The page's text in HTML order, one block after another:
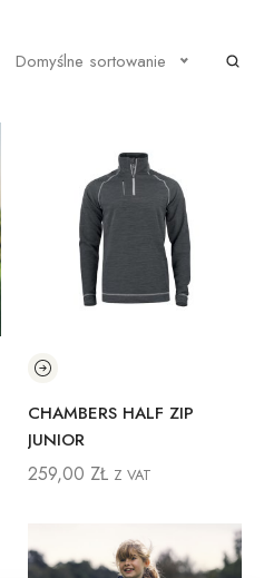
Domyślne sortowanie
CHAMBERS HALF ZIP
JUNIOR
259,00 ZŁ Z VAT